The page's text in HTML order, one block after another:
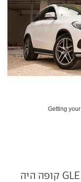
Getting your
בעת השקתו בשנת 2014, מרצדס GLE קופה היה